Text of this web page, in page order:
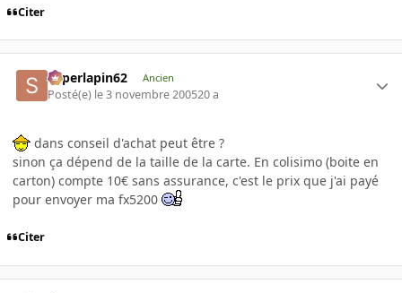
Citer
superlapin62 Ancien
Posté(e) le 3 novembre 200520 a
dans conseil d'achat peut être ?
sinon ça dépend de la taille de la carte. En colisimo (boite en
carton) compte 10€ sans assurance, c'est le prix que j'ai payé
pour envoyer ma fx5200
Citer